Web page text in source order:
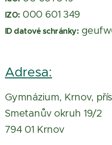
IZO: 000 601 349
ID datové schránky:
Adresa:
Gymnázium, Krnov,
Smetanův okruh 19/2
794 01 Krnov